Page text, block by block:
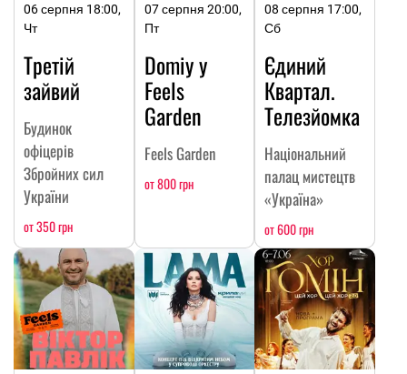
06 серпня 18:00,
Чт
Третій
зайвий
Будинок
офіцерів
Збройних сил
України
от 350 грн
07 серпня 20:00,
Пт
Domiy у
Feels
Garden
Feels Garden
от 800 грн
08 серпня 17:00,
Сб
Єдиний
Квартал.
Телезйомка
Національний
палац мистецтв
«Україна»
от 600 грн